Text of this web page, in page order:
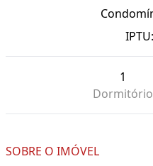
IPTU:
1
Dormitório
SOBRE O IMÓVEL